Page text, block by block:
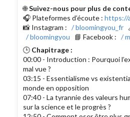
🌐Suivez-nous pour plus de
🎧 Plateformes d’écoute :https://
📸 Instagram : / bloomingyou_fr
/ bloomingyou
📘 Facebook : /
🕒 Chapitrage :
00:00 - Introduction : Pourquoi
mal vue ?
03:15 - Essentialisme vs
monde en opposition
07:40 - La tyrannie des valeurs
sur la science et le progrès ?